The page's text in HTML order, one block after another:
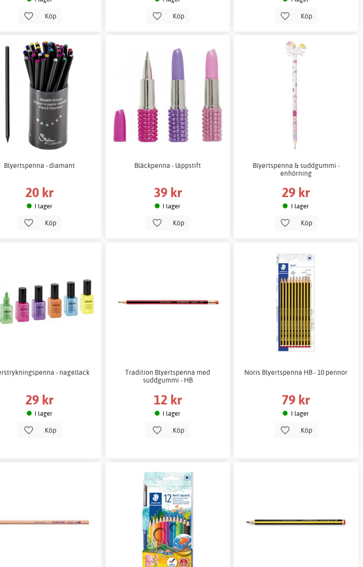
Köp Köp Köp
Blyertspenna - diamant
20 kr
I lager
Köp
Bläckpenna - läppstift
39 kr
I lager
Köp
Blyertspenna & suddgummi -
enhörning
29 kr
I lager
Köp
- nagellack
29 kr
I lager
Köp
Tradition Blyertspenna med
suddgummi - HB
12 kr
I lager
Köp
Noris Blyertspenna HB - 10 pennor
79 kr
I lager
Köp